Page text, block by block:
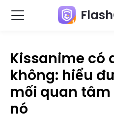
Kissanime có
không: hiểu
mối quan
nó